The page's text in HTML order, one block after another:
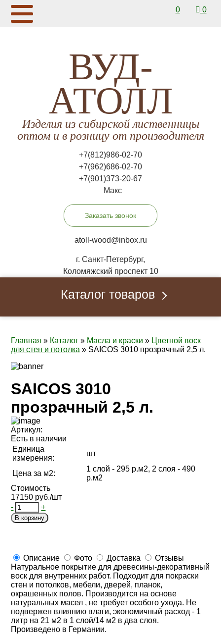
0 0
ВУД-
АТОЛЛ
Изделия из сибирской лиственницы
оптом и в розницу от производителя
+7(812)986-02-70
+7(962)686-02-70
+7(901)373-20-67
Макс
Заказать звонок
atoll-wood@inbox.ru
г. Санкт-Петербург,
Коломяжский проспект 10
Каталог товаров
Главная » Каталог » Масла и краски» Цветной воск
для стен и потолка » SAICOS 3010 прозрачный 2,5 л.
SAICOS 3010
прозрачный 2,5 л.
Артикул:
Есть в наличии
Единица
измерения:
шт
Цена за м2:
1 слой - 295 р.м2, 2 слоя - 490
р.м2
Стоимость
17150 руб./шт
-
+
В корзину
Описание Фото Доставка
Отзывы
Натуральное покрытие для древесины-декоративный
воск для внутренних работ. Подходит для покраски
стен и потолков, мебели, дверей, планок,
окрашенных полов. Производится на основе
натуральных масел , не требует особого ухода. Не
подвержен влиянию влаги, экономичный расход - 1
литр на 21 м2 в 1 слой/14 м2 в два слоя.
Произведено в Германии.